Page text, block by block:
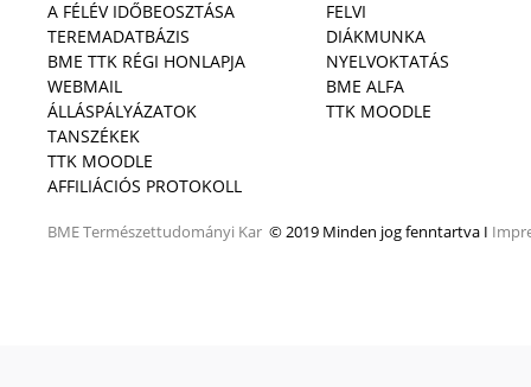
A FÉLÉV IDŐBEOSZTÁSA
TEREMADATBÁZIS
BME TTK RÉGI HONLAPJA
WEBMAIL
ÁLLÁSPÁLYÁZATOK
TANSZÉKEK
TTK MOODLE
AFFILIÁCIÓS PROTOKOLL
BMETermészettudományi Kar © 2019 Minden jog fenntartva I
FELVI
DIÁKMUNKA
NYELVOKTATÁS
BME ALFA
TTK MOODLE